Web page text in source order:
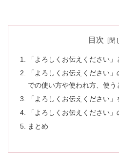
目次
「よろしくお伝えください」
「よろしくお伝えください
での使い方や使われ方、使う
「よろしくお伝えください
「よろしくお伝えください
まとめ